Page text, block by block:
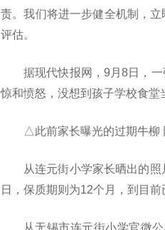
责。我们将进一步健全机制，立
评估。
据现代快报网，9月8日，
惊和愤怒，没想到孩子学校食堂
△此前家长曝光的过期牛柳
从连元街小学家长晒出的
日，保质期则为12个月，到目
从无锡市连元街小学官微